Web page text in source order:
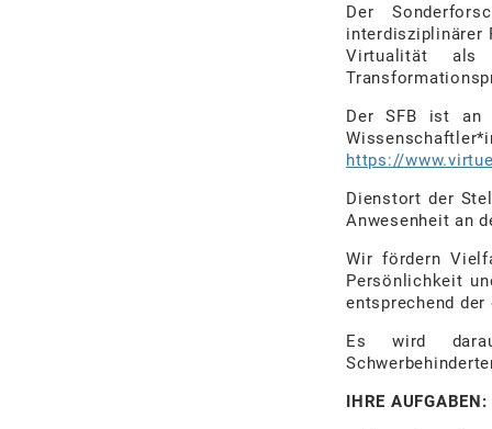
Der
interdisziplinärer
Virtualität als
Der SFB ist an
https://
Dienstort der
Anwesenheit an
Wir fördern
Persönlichkeit
entsprechend der
Es
wird
IHRE AUFGABEN: